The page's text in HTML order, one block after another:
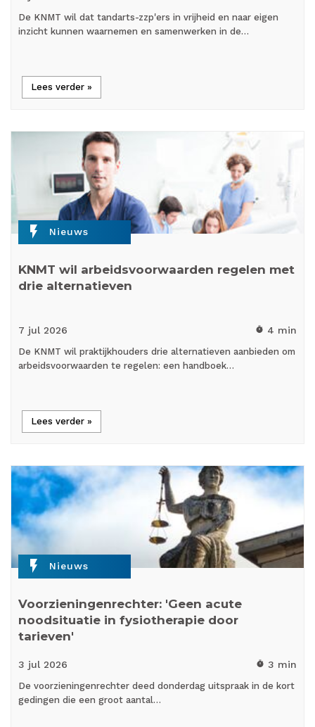
De KNMT wil dat tandarts-zzp'ers in vrijheid en naar eigen
inzicht kunnen waarnemen en samenwerken in de…
Lees verder »
flash_on Nieuws
KNMT wil arbeidsvoorwaarden regelen met
drie alternatieven
7 jul 2026 timer 4 min
De KNMT wil praktijkhouders drie alternatieven aanbieden om
arbeidsvoorwaarden te regelen: een handboek…
Lees verder »
flash_on Nieuws
Voorzieningenrechter: 'Geen acute
noodsituatie in fysiotherapie door
tarieven'
3 jul 2026 timer 3 min
De voorzieningenrechter deed donderdag uitspraak in de kort
gedingen die een groot aantal…